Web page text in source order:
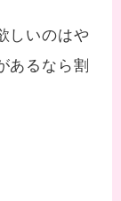
しいのはや
あるなら割